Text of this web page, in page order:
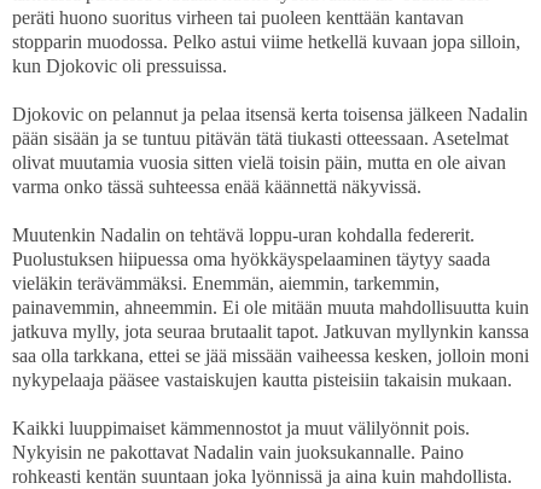
peräti huono suoritus virheen tai puoleen kenttään kantavan
stopparin muodossa. Pelko astui viime hetkellä kuvaan jopa silloin,
kun Djokovic oli pressuissa.
Djokovic on pelannut ja pelaa itsensä kerta toisensa jälkeen Nadalin
pään sisään ja se tuntuu pitävän tätä tiukasti otteessaan. Asetelmat
olivat muutamia vuosia sitten vielä toisin päin, mutta en ole aivan
varma onko tässä suhteessa enää käännettä näkyvissä.
Muutenkin Nadalin on tehtävä loppu-uran kohdalla federerit.
Puolustuksen hiipuessa oma hyökkäyspelaaminen täytyy saada
vieläkin terävämmäksi. Enemmän, aiemmin, tarkemmin,
painavemmin, ahneemmin. Ei ole mitään muuta mahdollisuutta kuin
jatkuva mylly, jota seuraa brutaalit tapot. Jatkuvan myllynkin kanssa
saa olla tarkkana, ettei se jää missään vaiheessa kesken, jolloin moni
nykypelaaja pääsee vastaiskujen kautta pisteisiin takaisin mukaan.
Kaikki luuppimaiset kämmennostot ja muut välilyönnit pois.
Nykyisin ne pakottavat Nadalin vain juoksukannalle. Paino
rohkeasti kentän suuntaan joka lyönnissä ja aina kuin mahdollista.